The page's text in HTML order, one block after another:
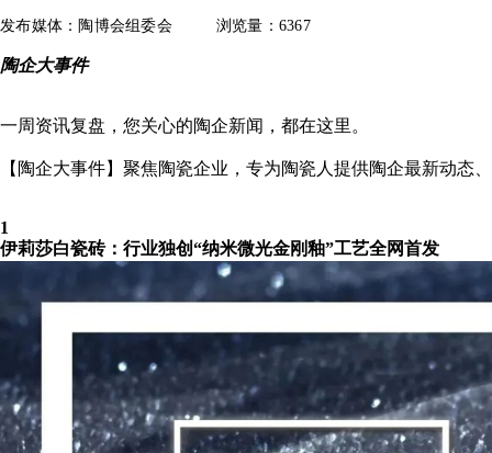
发布媒体：陶博会组委会 浏览量：6367
陶企大事件
一周资讯复盘，您关心的陶企新闻，都在这里。
【陶企大事件】聚焦陶瓷企业，专为陶瓷人提供陶企最新动态
1
伊莉莎白瓷砖：行业独创“纳米微光金刚釉”工艺全网首发